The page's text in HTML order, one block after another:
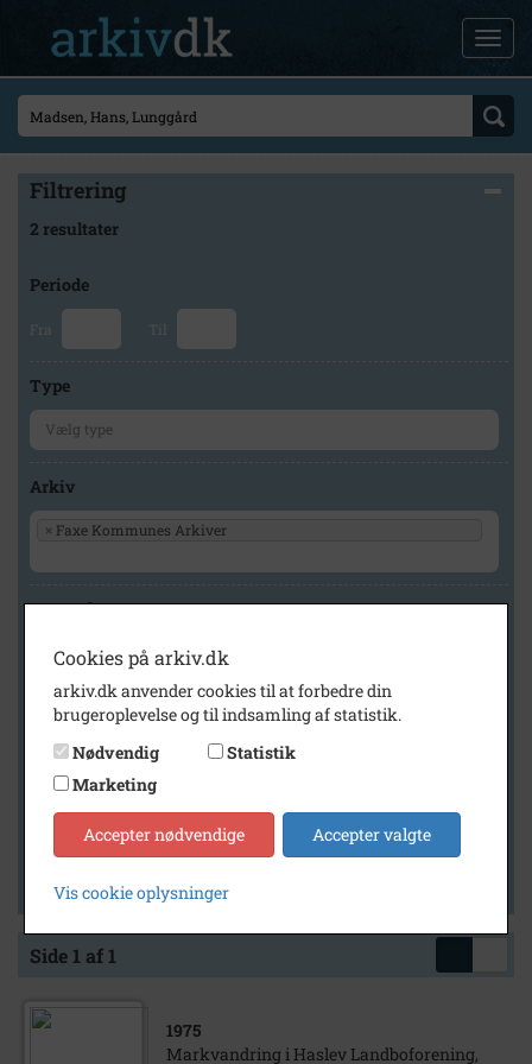
Filtrering
2 resultater
Periode
Fra Til
Type
Arkiv
× Faxe Kommunes Arkiver
Geografi
Generelt
Vis kun med billeder
Vis kun med filmklip
Vis kun med lydklip
Vis kun med kilder
Vis kun med geo-tag
Side 1 af 1
1975
Markvandring i Haslev Landboforening,
Cookies på arkiv.dk
arkiv.dk anvender cookies til at forbedre din
brugeroplevelse og til indsamling af statistik.
Nødvendig
Statistik
Marketing
Accepter nødvendige Accepter valgte
Vis cookie oplysninger